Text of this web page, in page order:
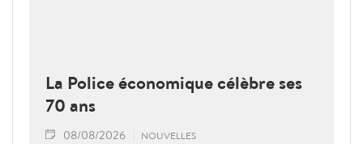
La Police économique célèbre ses
70 ans
08/08/2026 NOUVELLES